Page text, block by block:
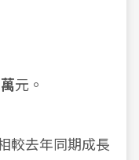
元。
較去年同期成長